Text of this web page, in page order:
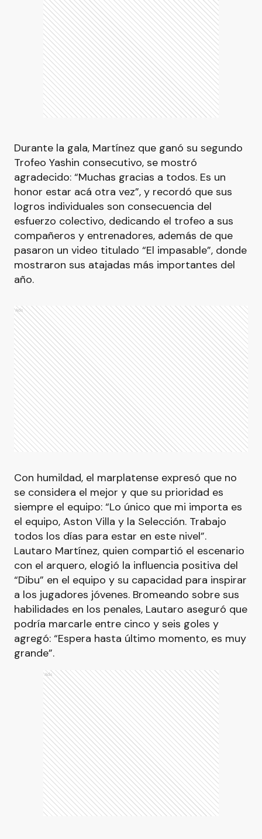
Durante la gala, Martínez que ganó su segundo
Trofeo Yashin consecutivo, se mostró
agradecido: “Muchas gracias a todos. Es un
honor estar acá otra vez”, y recordó que sus
logros individuales son consecuencia del
esfuerzo colectivo, dedicando el trofeo a sus
compañeros y entrenadores, además de que
pasaron un video titulado “El impasable”, donde
mostraron sus atajadas más importantes del
año.
Ads
Con humildad, el marplatense expresó que no
se considera el mejor y que su prioridad es
siempre el equipo: “Lo único que mi importa es
el equipo, Aston Villa y la Selección. Trabajo
todos los días para estar en este nivel”.
Lautaro Martínez, quien compartió el escenario
con el arquero, elogió la influencia positiva del
“Dibu” en el equipo y su capacidad para inspirar
a los jugadores jóvenes. Bromeando sobre sus
habilidades en los penales, Lautaro aseguró que
podría marcarle entre cinco y seis goles y
agregó: “Espera hasta último momento, es muy
grande”.
Ads